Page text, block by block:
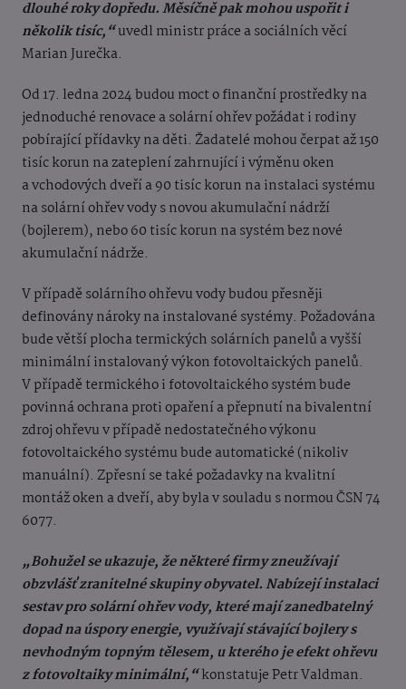
dlouhé roky dopředu. Měsíčně pak mohou uspořit i
několik tisíc,“uvedl ministr práce a sociálních věcí
Marian Jurečka.
Od 17. ledna 2024 budou moct o finanční prostředky na
jednoduché renovace a solární ohřev požádat i rodiny
pobírající přídavky na děti. Žadatelé mohou čerpat až 150
tisíc korun na zateplení zahrnující i výměnu oken
a vchodových dveří a 90 tisíc korun na instalaci systému
na solární ohřev vody s novou akumulační nádrží
(bojlerem), nebo 60 tisíc korun na systém bez nové
akumulační nádrže.
V případě solárního ohřevu vody budou přesněji
definovány nároky na instalované systémy. Požadována
bude větší plocha termických solárních panelů a vyšší
minimální instalovaný výkon fotovoltaických panelů.
V případě termického i fotovoltaického systém bude
povinná ochrana proti opaření a přepnutí na bivalentní
zdroj ohřevu v případě nedostatečného výkonu
fotovoltaického systému bude automatické (nikoliv
manuální). Zpřesní se také požadavky na kvalitní
montáž oken a dveří, aby byla v souladu s normou ČSN 74
6077.
„Bohužel se ukazuje, že některé firmy zneužívají
obzvlášť zranitelné skupiny obyvatel. Nabízejí instalaci
sestav pro solární ohřev vody, které mají zanedbatelný
dopad na úspory energie, využívají stávající bojlery s
nevhodným topným tělesem, u kterého je efekt ohřevu
z fotovoltaiky minimální,“konstatuje Petr Valdman.